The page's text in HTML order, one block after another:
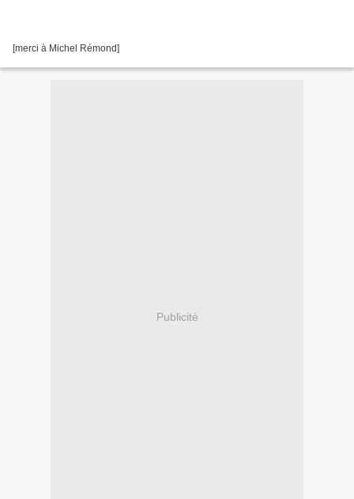
[merci à Michel Rémond]
Publicité